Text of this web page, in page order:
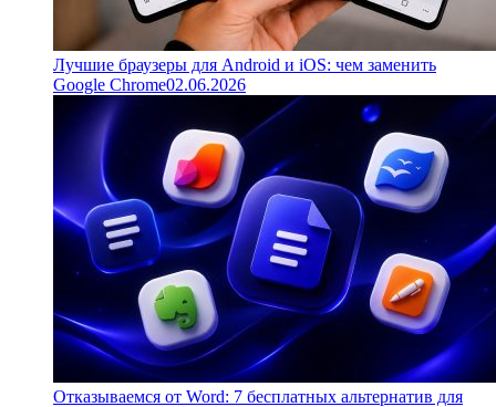
Лучшие браузеры для Android и iOS: чем заменить
Google Chrome02.06.2026
Отказываемся от Word: 7 бесплатных альтернатив для